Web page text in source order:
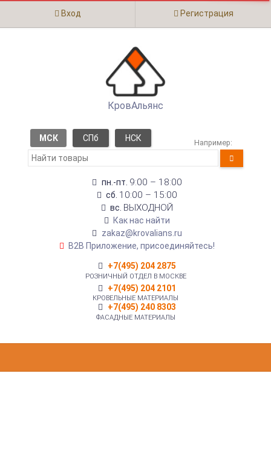
Вход Регистрация
КровАльянс
МСК СПб НСК Например:
пн.-пт. 9:00 – 18:00
сб. 10:00 – 15:00
вс. ВЫХОДНОЙ
Как нас найти
zakaz@krovalians.ru
B2B Приложение, присоединяйтесь!
+7(495) 204 2875
РОЗНИЧНЫЙ ОТДЕЛ В МОСКВЕ
+7(495) 204 2101
КРОВЕЛЬНЫЕ МАТЕРИАЛЫ
+7(495) 240 8303
ФАСАДНЫЕ МАТЕРИАЛЫ